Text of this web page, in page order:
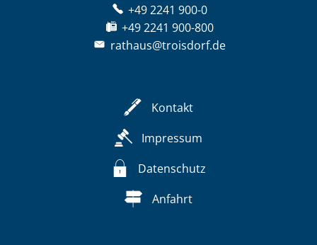
+49 2241 900-0
+49 2241 900-800
rathaus@troisdorf.de
Kontakt
Impressum
Datenschutz
Anfahrt